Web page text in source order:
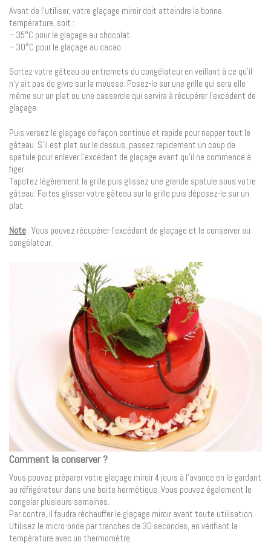
Avant de l’utiliser, votre glaçage miroir doit atteindre la bonne
température, soit :
– 35°C pour le glaçage au chocolat.
– 30°C pour le glaçage au cacao.
Sortez votre gâteau ou entremets du congélateur en veillant à ce qu’il
n’y ait pas de givre sur la mousse. Posez-le sur une grille qui sera elle
même sur un plat ou une casserole qui servira à récupérer l’excédent de
glaçage.
Puis versez le glaçage de façon continue et rapide pour napper tout le
gâteau. S’il est plat sur le dessus, passez rapidement un coup de
spatule pour enlever l’excédent de glaçage avant qu’il ne commence à
figer.
Tapotez légèrement la grille puis glissez une grande spatule sous votre
gâteau. Faites glisser votre gâteau sur la grille puis déposez-le sur un
plat.
Note : Vous pouvez récupérer l’excédant de glaçage et le conserver au
congélateur.
Comment la conserver ?
Vous pouvez préparer votre glaçage miroir 4 jours à l’avance en le gardant
au réfrigérateur dans une boite hermétique. Vous pouvez également le
congeler plusieurs semaines.
Par contre, il faudra réchauffer le glaçage miroir avant toute utilisation.
Utilisez le micro-onde par tranches de 30 secondes, en vérifiant la
température avec un thermomètre.